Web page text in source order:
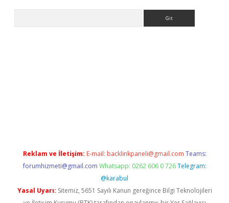
Reklam ve İletişim: E-mail: backlinkpaneli@gmail.com Teams:
forumhizmeti@gmail.com Whatsapp: 0262 606 0 726 Telegram:
@karabul
Yasal Uyarı: Sitemiz, 5651 Sayılı Kanun gereğince Bilgi Teknolojileri